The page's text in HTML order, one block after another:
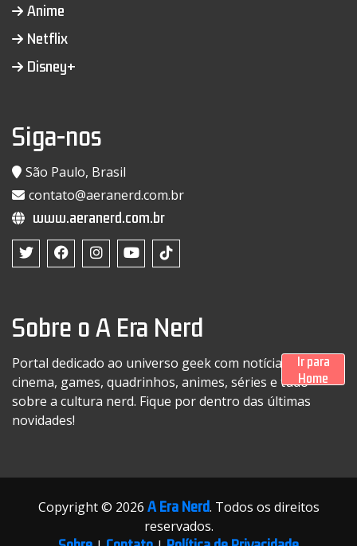
Anime
Netflix
Disney+
Siga-nos
São Paulo, Brasil
contato@aeranerd.com.br
www.aeranerd.com.br
Sobre o A Era Nerd
Portal dedicado ao universo geek com notícias sobre
cinema, games, quadrinhos, animes, séries e tudo
sobre a cultura nerd. Fique por dentro das últimas
novidades!
Ir para
Home
Copyright © 2026 A Era Nerd. Todos os direitos
reservados.